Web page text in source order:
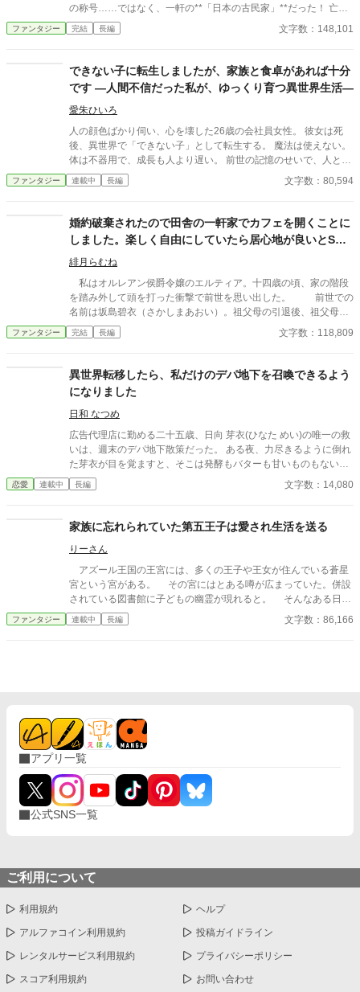
の称号……ではなく、一軒の**「日本の古民家」**だった！ 亡き
祖母が遺したその屋敷には、異世界では失われたはずの「お醤
油」「お味噌」「白いお砂糖」という禁断の調味料が眠っていて
口で、国王陛下が泣いちゃった……！？」 おにぎり、オムライ
ス、そして肉汁溢れるハンバーグ。 現代日本の「当たり前」が、
この世界では常識を覆す究極の美食に。 お掃除のプロな親子や、
お忍びの王様、さらにはツンデレな宮廷料理人まで巻き込んで、
美味しい香りに包まれた、心もお腹も満たされるスローライフが
今、始まります！
ファンタジー 完結 長編 文字数：148,101
できない子に転生しましたが、家族と食卓があれば十分
です ―人間不信だった私が、ゆっくり育つ異世界生活―
愛朱ひいろ
人の顔色ばかり伺い、心を壊した26歳の会社員女性。 彼女は死
後、異世界で「できない子」として転生する。 魔法は使えない。
体は不器用で、成長も人より遅い。 前世の記憶のせいで、人と関
わることが少し怖い。 けれどこの世界には、 見守り支えてくれる
両親と、 あたたかい食卓があった。 泣いて、つまずいて、できな
生きていていい」と知っていく。 これは、 最強でもチートでもな
い主人公が、 家族と食事に支えられながら、ゆっくり育ち直す 生
活密着型・異世界転生×成長×グルメファンタジー。 ……の、予定
です。 毎日更新できるように執筆がんばります！
ファンタジー 連載中 長編 文字数：80,594
婚約破棄されたので田舎の一軒家でカフェを開くことに
しました。楽しく自由にしていたら居心地が良いとS級
冒険者達が毎日通い詰めるようになりました
緋月らむね
私はオルレアン侯爵令嬢のエルティア。十四歳の頃、家の階段
を踏み外して頭を打った衝撃で前世を思い出した。 前世での
名前は坂島碧衣（さかしまあおい）。祖父母の引退後、祖父母の
経営していた大好きなカフェを継ぐつもりでいたのに就職先がブ
ラック企業で過労の挙句、継ぐ前に死んでしまった。そして、自
令嬢、オルレアン侯爵令嬢エルティアに転生してることに気がつ
いた。 エルティアは１８歳の舞踏会で婚約者から悪役令嬢とし
て断罪され、婚約破棄を言い渡される。その後、父親から家を追
い出され、よからぬ輩に襲われて殺される。 前世だってやりた
かったことができずに死んでしまったのに、転生してもそんな悲
惨な人生を送るなんて、たまったもんじゃない！！それなら私は
前世継ごうと思っていた祖父母のやっていたようなカフェを開い
て楽しく自由な人生を送りたい。 そして私は王都と実家を飛び
出して森が開けた自然豊かな場所で念願のカフェを侍女のシサと
として私のカフェにやってくるようになりました！
ファンタジー 完結 長編 文字数：118,809
異世界転移したら、私だけのデパ地下を召喚できるよう
になりました
日和 なつめ
広告代理店に勤める二十五歳、日向 芽衣(ひなた めい)の唯一の救
いは、週末のデパ地下散策だった。 ある夜、力尽きるように倒れ
た芽衣が目を覚ますと、そこは発酵もバターも甘いものもない異
世界。 けれど彼女には、誰かに食を届けるたび商品が増えてい
く、自分だけの百貨店〈メルシー百貨店〉という不思議なスキル
ゃがバター。 宝石みたいな輝きのあまい苺。口の中で溶けて無く
なるとろ〜り食感のプリン。 芽衣が届ける食は、俯いていた人た
ちの顔を次々と笑顔に変えていく。 やがてその香りは、儚げな美
貌の魔術師団長 アルベールを引き寄せる。 涼しい表情が、美味し
いものの前でだけとろけるようにほどけて——。 やさしい異世界
デパ地下グルメ、開店です。 ※本作品は『小説家になろう』でも
恋愛 連載中 長編 文字数：14,080
家族に忘れられていた第五王子は愛され生活を送る
りーさん
アズール王国の王宮には、多くの王子や王女が住んでいる蒼星
宮という宮がある。 その宮にはとある噂が広まっていた。併設
されている図書館に子どもの幽霊が現れると。 そんなある日、
図書館に出入りしていた第一王子は子どものような人影を見かけ
る。 その時、父である国王にすら忘れられ、存在を知られてい
ファンタジー 連載中 長編 文字数：86,166
アプリ一覧
公式SNS一覧
ご利用について
利用規約 ヘルプ
アルファコイン利用規約 投稿ガイドライン
レンタルサービス利用規約 プライバシーポリシー
スコア利用規約 お問い合わせ